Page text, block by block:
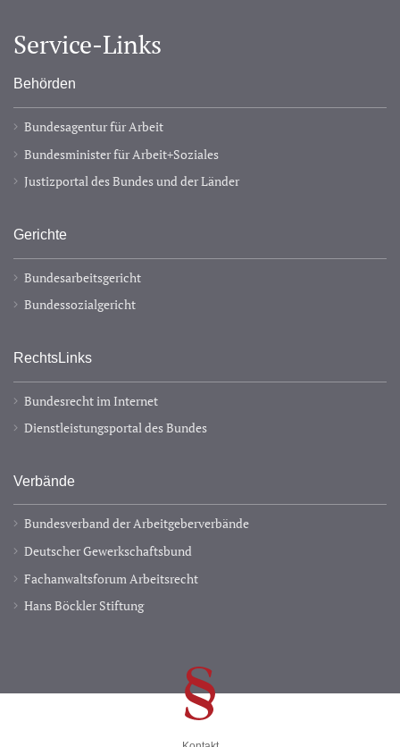
Service-Links
Behörden
Bundesagentur für Arbeit
Bundesminister für Arbeit+Soziales
Justizportal des Bundes und der Länder
Gerichte
Bundesarbeitsgericht
Bundessozialgericht
RechtsLinks
Bundesrecht im Internet
Dienstleistungsportal des Bundes
Verbände
Bundesverband der Arbeitgeberverbände
Deutscher Gewerkschaftsbund
Fachanwaltsforum Arbeitsrecht
Hans Böckler Stiftung